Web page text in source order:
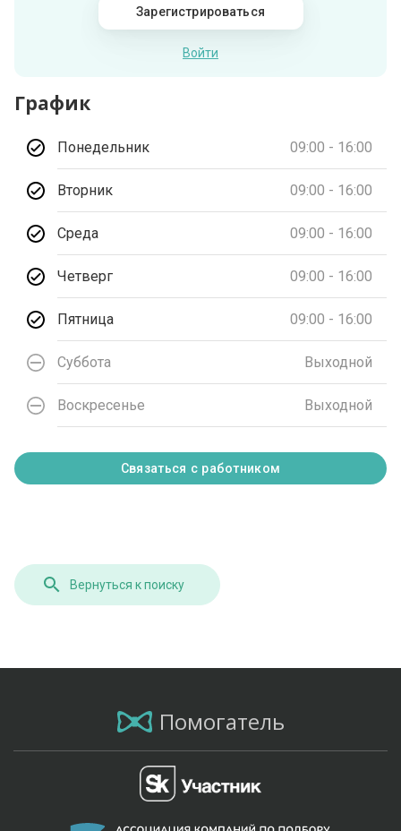
Зарегистрироваться
Войти
График
Понедельник 09:00 - 16:00
Вторник 09:00 - 16:00
Среда 09:00 - 16:00
Четверг 09:00 - 16:00
Пятница 09:00 - 16:00
Суббота Выходной
Воскресенье Выходной
Связаться с работником
Вернуться к поиску
Помогатель